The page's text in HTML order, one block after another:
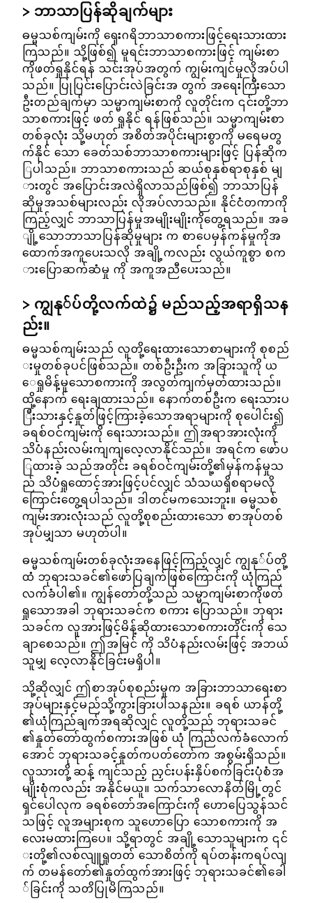
ဘာသာပြန်ဆိုချက်များ
ဓမ္မသစ်ကျမ်းကို ရှေးဂရိဘာသာစကားဖြင့်ရေးသားထား
ကြသည်။ သို့ဖြစ်၍ မူရင်းဘာသာစကားဖြင့် ကျမ်းစာ
ကိုဖတ်ရှုနိုင်ရန် သင်းအုပ်အတွက် ကျွမ်းကျင်မှုလိုအပ်ပါ
သည်။ ပြုပြင်းပြောင်းလဲခြင်းအ တွက် အရေးကြီးသော
ဦးတည်ချက်မှာ သမ္မာကျမ်းစာကို လူတိုင်းက ၎င်းတို့ဘာ
သာစကားဖြင့် ဖတ် ရှုနိုင် ရန်ဖြစ်သည်။ သမ္မာကျမ်းစာ
တစ်ခုလုံး သို့မဟုတ် အစိတ်အပိုင်းများစွာကို မရေမတွ
က်နိုင် သော ခေတ်သစ်ဘာသာစကားများဖြင့် ပြန်ဆိုက
ြပါသည်။ ဘာသာစကားသည် ဆယ်စုနှစ်ရာစုနှစ် မျ
ားတွင် အပြောင်းအလဲရှိလာသည်ဖြစ်၍ ဘာသာပြန်
ဆိုမှုအသစ်များလည်း လိုအပ်လာသည်။ နိုင်ငံတကာကို
ကြည့်လျှင် ဘာသာပြန်မှုအမျိုးမျိုးကိုတွေ့ရသည်။ အခ
ျို့သောဘာသာပြန်ဆိုမှုများ က စာပေမှန်ကန်မှုကိုအ
ထောက်အကူပေးသလို အချို့ကလည်း လွယ်ကူစွာ စက
ားပြောဆက်ဆံမှု ကို အကူအညီပေးသည်။
ကျွနု်ပ်တို့လက်ထဲ၌ မည်သည့်အရာရှိသန
ည်း။
ဓမ္မသစ်ကျမ်းသည် လူတို့ရေးထားသောစာများကို စုစည်
းမှုတစ်ခုပင်ဖြစ်သည်။ တစ်ဦးဦးက အခြားသူကို ယ
ေရှုမိန့်မူသောစကားကို အလွတ်ကျက်မှတ်ထားသည်။
ထို့နောက် ရေးချထားသည်။ နောက်တစ်ဦးက ရေးသားပ
ြီးသားနှင့်နှုတ်ဖြင့်ကြားခဲ့သောအရာများကို စုပေါင်း၍
ခရစ်ဝင်ကျမ်းကို ရေးသားသည်။ ဤအရာအားလုံးကို
သိပံနည်းလမ်းကျကျလေ့လာနိုင်သည်။ အရင်က ဖော်ပ
ြထားခဲ့ သည်အတိုင်း ခရစ်ဝင်ကျမ်းတို့၏မှန်ကန်မှုသ
ည် သိပံရှုထောင့်အားဖြင့်ပင်လျှင် သံသယရှိစရာမလို
ကြောင်းတွေ့ရပါသည်။ ဒါတင်မကသေးဘူး။ ဓမ္မသစ်
ကျမ်းအားလုံးသည် လူတို့စုစည်းထားသော စာအုပ်တစ်
အုပ်မျှသာ မဟုတ်ပါ။
ဓမ္မသစ်ကျမ်းတစ်ခုလုံးအနေဖြင့်ကြည့်လျှင် ကျွနု်ပ်တို့
ထံ ဘုရားသခင်၏ဖော်ပြချက်ဖြစ်ကြောင်းကို ယုံကြည်
လက်ခံပါ၏။ ကျွန်တော်တို့သည် သမ္မာကျမ်းစာကိုဖတ်
ရှုသောအခါ ဘုရားသခင်က စကား ပြောသည်။ ဘုရား
သခင်က လူအားဖြင့်မိန့်ဆိုထားသောစကားတိုင်းကို သေ
ချာစေသည်။ ဤအမြင် ကို သိပံနည်းလမ်းဖြင့် အဘယ်
သူမျှ လေ့လာနိုင်ခြင်းမရှိပါ။
သို့ဆိုလျှင် ဤစာအုပ်စုစည်းမှုက အခြားဘာသာရေးစာ
အုပ်များနှင့်မည်သို့ကွားခြားပါသနည်း။ ခရစ် ယာန်တို့
၏ယုံကြည်ချက်အရဆိုလျှင် လူတို့သည် ဘုရားသခင်
၏နှုတ်တော်ထွက်စကားအဖြစ် ယုံ ကြည်လက်ခံလောက်
အောင် ဘုရားသခင့်နှုတ်ကပတ်တော်က အစွမ်းရှိသည်။
လူသားတို့ ဆန့် ကျင်သည့် ညှင်းပန်းနှိပ်စက်ခြင်းပုံစံအ
မျိုးစုံကလည်း အနိုင်မယူ။ သက်သာလောနိတ်မြို့တွင်
ရှင်ပေါလုက ခရစ်တော်အကြောင်းကို ဟောပြေသွန်သင်
သဖြင့် လူအများစုက သူဟောပြော သောစကားကို အ
လေးမထားကြပေ။ သို့ရာတွင် အချို့သောသူများက ၎င်
းတို့၏လစ်လျူရှုတတ် သောစိတ်ကို ရပ်တန်းကရပ်လျ
က် တမန်တော်၏နှုတ်ထွက်အားဖြင့် ဘုရားသခင်၏ခေါ
်ခြင်းကို သတိပြုမိကြသည်။